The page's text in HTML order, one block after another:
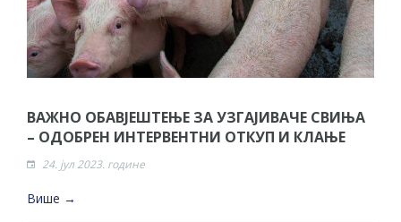
ВАЖНО ОБАВЈЕШТЕЊЕ ЗА УЗГАЈИВАЧЕ СВИЊА
– ОДОБРЕН ИНТЕРВЕНТНИ ОТКУП И КЛАЊЕ
24. јул 2023. године
Више →